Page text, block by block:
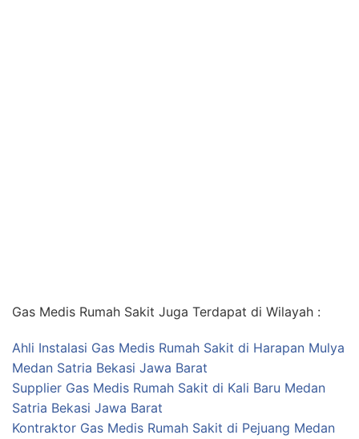
Gas Medis Rumah Sakit Juga Terdapat di Wilayah :
Ahli Instalasi Gas Medis Rumah Sakit di Harapan Mulya
Medan Satria Bekasi Jawa Barat
Supplier Gas Medis Rumah Sakit di Kali Baru Medan
Satria Bekasi Jawa Barat
Kontraktor Gas Medis Rumah Sakit di Pejuang Medan